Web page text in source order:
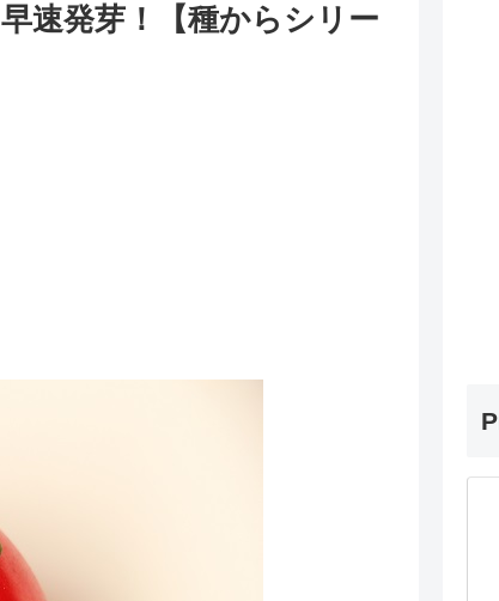
速発芽！【種からシリー